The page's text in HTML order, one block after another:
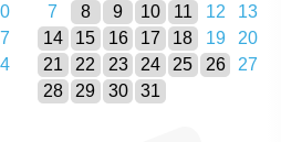
7
8 9 10 11 12
13
14
15 16 17 18 19
20
21
22 23 24 25 26
27
28
29 30 31